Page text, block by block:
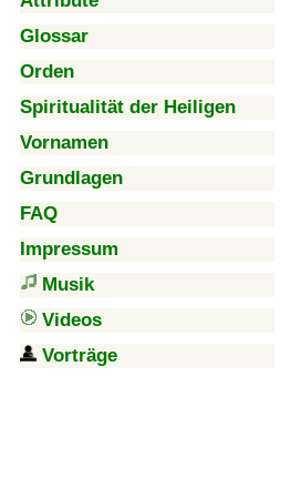
Glossar
Orden
Spiritualität der Heiligen
Vornamen
Grundlagen
FAQ
Impressum
Musik
Videos
Vorträge